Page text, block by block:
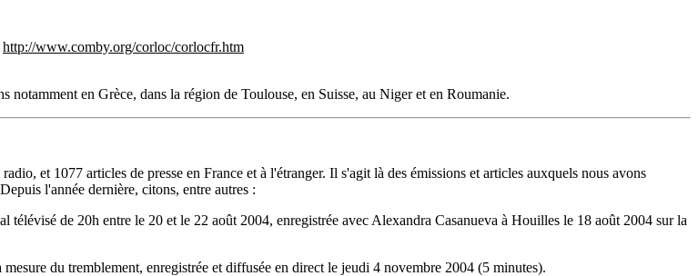
http://www.comby.org/corloc/corlocfr.htm
en Grèce, dans la région de Toulouse, en Suisse, au Niger et en Roumanie.
et 1077 articles de presse en France et à l'étranger. Il s'agit là des émissions et articles auxquels nous avons
l'année dernière, citons, entre autres :
de 20h entre le 20 et le 22 août 2004, enregistrée avec Alexandra Casanueva à Houilles le 18 août 2004 sur la
du tremblement, enregistrée et diffusée en direct le jeudi 4 novembre 2004 (5 minutes).